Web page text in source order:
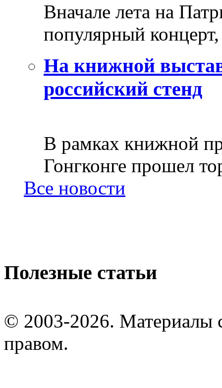
Вначале лета на
популярный
На книжной
российский стенд
В рамках книжной
Гонгконге прошел
Все новости
Полезные статьи
© 2003-2026. Материалы
правом.